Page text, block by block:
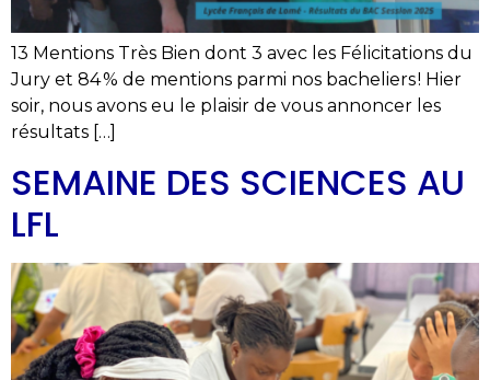
13 Mentions Très Bien dont 3 avec les Félicitations du
Jury et 84 % de mentions parmi nos bacheliers ! Hier
soir, nous avons eu le plaisir de vous annoncer les
résultats […]
SEMAINE DES SCIENCES AU
LFL